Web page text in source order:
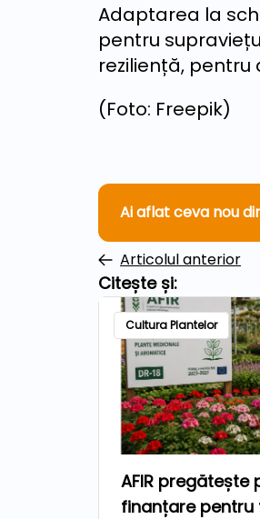
Adaptarea la
pentru
reziliență, pentru
(Foto: Freepik)
Ai aflat ceva nou
Articolul anterior
Citește și:
Cultura Plantelor
AFIR pregătește
finanțare pentru